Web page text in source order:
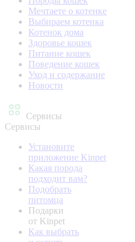
Мечтаете о котенке
Выбираем котенка
Котенок дома
Здоровье кошек
Питание кошек
Поведение кошек
Уход и содержание
Новости
Сервисы
Сервисы
Установите
приложение Kinpet
Какая порода
подходит вам?
Подобрать
питомца
Подарки
от Kinpet
Как выбрать